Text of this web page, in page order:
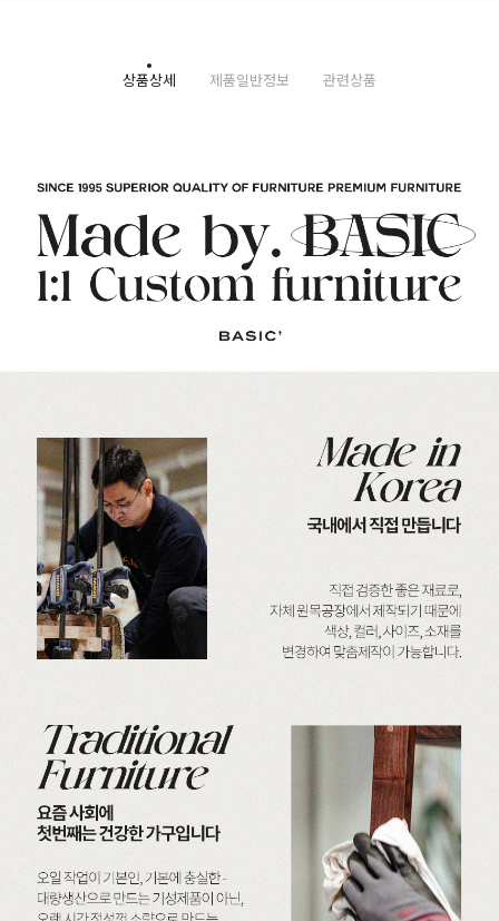
상품상세 제품일반정보 관련상품